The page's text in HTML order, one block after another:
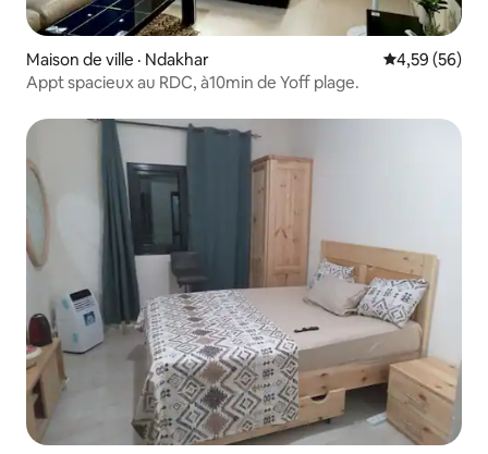
Maison de ville · Ndakhar Note
4,59 (56)
Appt spacieux au RDC, à10min de Yoff plage.